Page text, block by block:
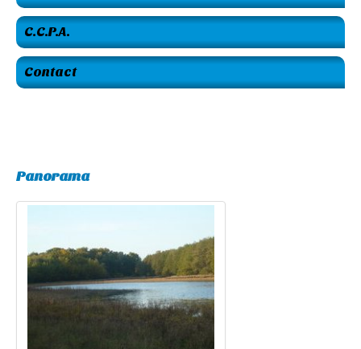
C.C.P.A.
Contact
Panorama